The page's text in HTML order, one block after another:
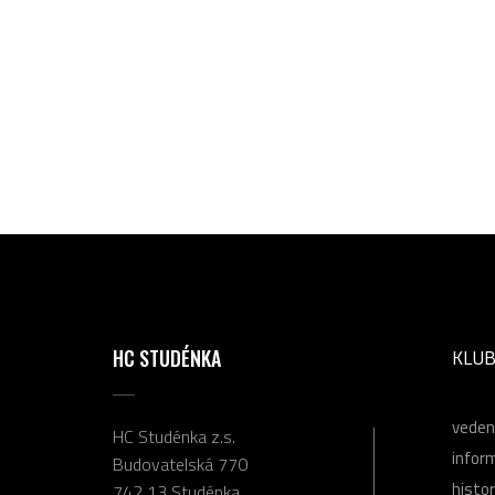
HC STUDÉNKA
HC Studénka z.s.
Budovatelská 770
KLUB